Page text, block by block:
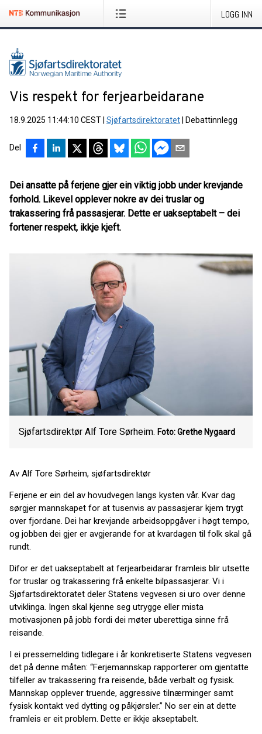
LOGG INN
Vis respekt for ferjearbeidarane
18.9.2025 11:44:10 CEST Sjøfartsdirektoratet Debattinnlegg
Del
Dei ansatte på ferjene gjer ein viktig jobb under krevjande
forhold. Likevel opplever nokre av dei truslar og
trakassering frå passasjerar. Dette er uakseptabelt – dei
fortener respekt, ikkje kjeft.
Sjøfartsdirektør Alf Tore Sørheim. Foto: Grethe Nygaard
Av Alf Tore Sørheim, sjøfartsdirektør
Ferjene er ein del av hovudvegen langs kysten vår. Kvar dag
sørgjer mannskapet for at tusenvis av passasjerar kjem trygt
over fjordane. Dei har krevjande arbeidsoppgåver i høgt tempo,
og jobben dei gjer er avgjerande for at kvardagen til folk skal gå
rundt.
Difor er det uakseptabelt at ferjearbeidarar framleis blir utsette
for truslar og trakassering frå enkelte bilpassasjerar. Vi i
Sjøfartsdirektoratet deler Statens vegvesen si uro over denne
utviklinga. Ingen skal kjenne seg utrygge eller mista
motivasjonen på jobb fordi dei møter uberettiga sinne frå
reisande.
I ei pressemelding tidlegare i år konkretiserte Statens vegvesen
det på denne måten: “Ferjemannskap rapporterer om gjentatte
tilfeller av trakassering fra reisende, både verbalt og fysisk.
Mannskap opplever truende, aggressive tilnærminger samt
fysisk kontakt ved dytting og påkjørsler.” No ser ein at dette
framleis er eit problem. Dette er ikkje akseptabelt.